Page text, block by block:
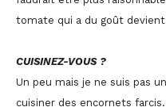
tomate qui a du goût
CUISINEZ-VOUS ?
Un peu mais je ne suis pas
cuisiner des encornets